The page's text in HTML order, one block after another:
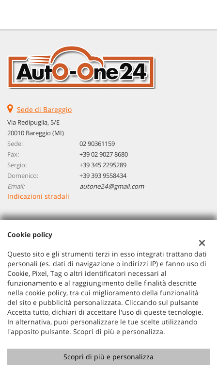
Sede di Bareggio
Via Redipuglia, 5/E
20010 Bareggio (MI)
Sede:
02 90361159
Fax:
+39 02 9027 8680
Sergio:
+39 345 2295289
Domenico:
+39 393 9558434
Email:
autone24@gmail.com
Indicazioni stradali
Dati fiscali:
Autoone 24 Di Piccinini Sergio Domenico
VIA REDIPUGLIA 5/E, BAREGGIO (MI)
P.IVA:07806030966
Registro delle imprese:MI
Copyright © 2026 GestionaleAuto.com S.r.l., Tutti i diritti
riservati -Leggi l'informativa sulla privacy-Cookie Policy
Cookie policy
Questo sito e gli strumenti terzi in esso integrati trattano dati
personali (es. dati di navigazione o indirizzi IP) e fanno uso di
Cookie, Pixel, Tag o altri identificatori necessari al
funzionamento e al raggiungimento delle finalità descritte
nella cookie policy, tra cui miglioramento della funzionalità
del sito e pubblicità personalizzata. Cliccando sul pulsante
Accetta tutto, dichiari di accettare l'uso di queste tecnologie.
In alternativa, puoi personalizzare le tue scelte utilizzando
l'apposito pulsante. Scopri di più e personalizza.
Scopri di più e personalizza